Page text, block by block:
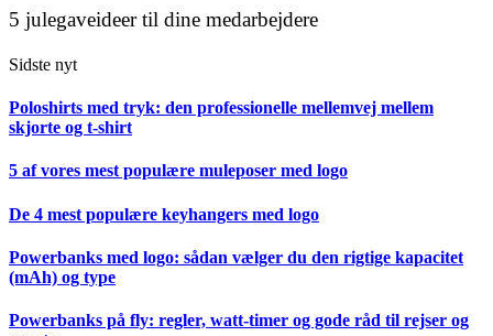
5 julegaveideer til dine medarbejdere
Sidste nyt
Poloshirts med tryk: den professionelle mellemvej mellem
skjorte og t-shirt
5 af vores mest populære muleposer med logo
De 4 mest populære keyhangers med logo
Powerbanks med logo: sådan vælger du den rigtige kapacitet
(mAh) og type
Powerbanks på fly: regler, watt-timer og gode råd til rejser og